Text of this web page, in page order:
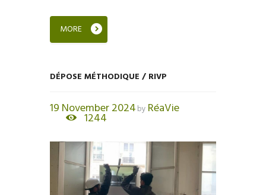
MORE
DÉPOSE MÉTHODIQUE / RIVP
19 November 2024by RéaVie
1244